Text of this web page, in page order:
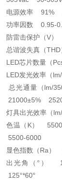
电源效率
功率因数
防雷击保护（
总谐波失真（
LED芯片数量
LED发光效率
总光通量（lm/
21000±5%
灯具出光效率
色温（K）
5500-6000
显色指数（
出光角（°）
125°*60°